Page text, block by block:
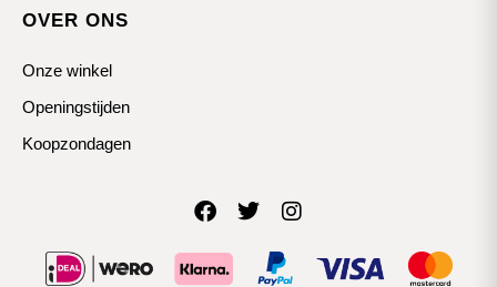
OVER ONS
Onze winkel
Openingstijden
Koopzondagen